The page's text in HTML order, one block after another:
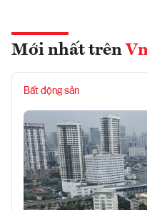
Mới nhất trên
Bất động sản